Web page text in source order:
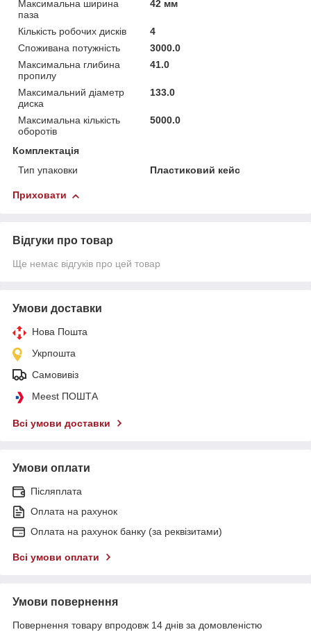
Максимальна ширина
паза
42 мм
Кількість робочих дисків
4
Споживана потужність
3000.0
Максимальна глибина
пропилу
41.0
Максимальний діаметр
диска
133.0
Максимальна кількість
оборотів
5000.0
Комплектація
Тип упаковки
Пластиковий кейс
Приховати
Відгуки про товар
Ще немає відгуків про цей товар
Умови доставки
Нова Пошта
Укрпошта
Самовивіз
Meest ПОШТА
Всі умови доставки
Умови оплати
Післяплата
Оплата на рахунок
Оплата на рахунок банку (за реквізитами)
Всі умови оплати
Умови повернення
Повернення товару впродовж 14 днів за домовленістю